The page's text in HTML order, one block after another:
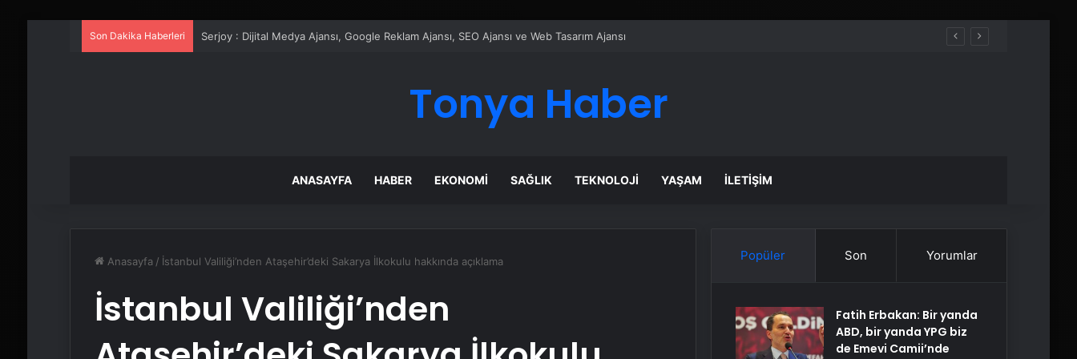
Son Dakika Haberleri UETDS Nedir ? Uetds.com İle Akıllı Dijital Taşımacılık Yazılımı
Tonya Haber
ANASAYFA HABER EKONOMI SAĞLIK TEKNOLOJI YAŞAM İLETIŞIM
Anasayfa / İstanbul Valiliği’nden Ataşehir’deki Sakarya İlkokulu hakkında açıklama
İstanbul Valiliği’nden
Popüler Son Yorumlar
Fatih Erbakan: Bir yanda
ABD, bir yanda YPG biz
de Emevi Camii’nde